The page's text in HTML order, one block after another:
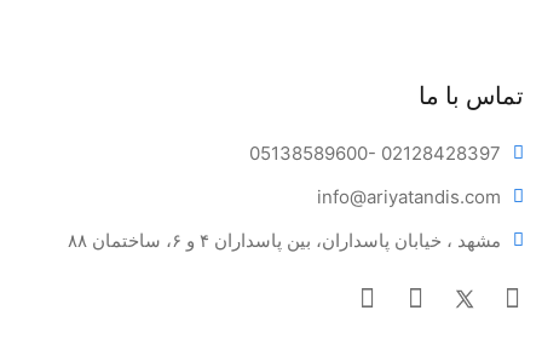
تماس با ما
05138589600- 02128428397
info@ariyatandis.com
مشهد ، خیابان پاسداران، بین پاسداران ۴ و ۶، ساختمان ۸۸